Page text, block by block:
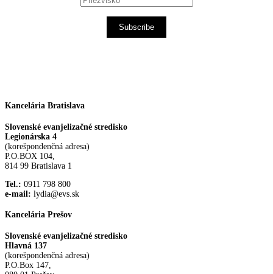
Subscribe
Kancelária Bratislava
Slovenské evanjelizačné stredisko
Legionárska 4
(korešpondenčná adresa)
P.O.BOX 104,
814 99 Bratislava 1
Tel.: 0911 798 800
e-mail: lydia@evs.sk
Kancelária Prešov
Slovenské evanjelizačné stredisko
Hlavná 137
(korešpondenčná adresa)
P.O.Box 147,